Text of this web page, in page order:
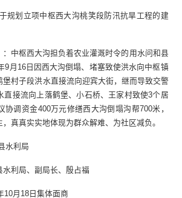
规划立项中枢西大沟桃笑段防汛抗旱工程的建
：中枢西大沟担负着农业灌溉时令的用水问和县
9月16日因西大沟倒塌、堵塞致使洪水向中枢镇
堡村子段洪水直接流向迎宾大街，继而导致交警
直接流向上落鹤堡、小石桥、王家村致使3个居
协调资金400万元修缮西大沟倒塌沟帮700米，
真真实实地体现为群众解难、为社区减负。
水利局
利局、副局长、殷占福
10月18日集体面商